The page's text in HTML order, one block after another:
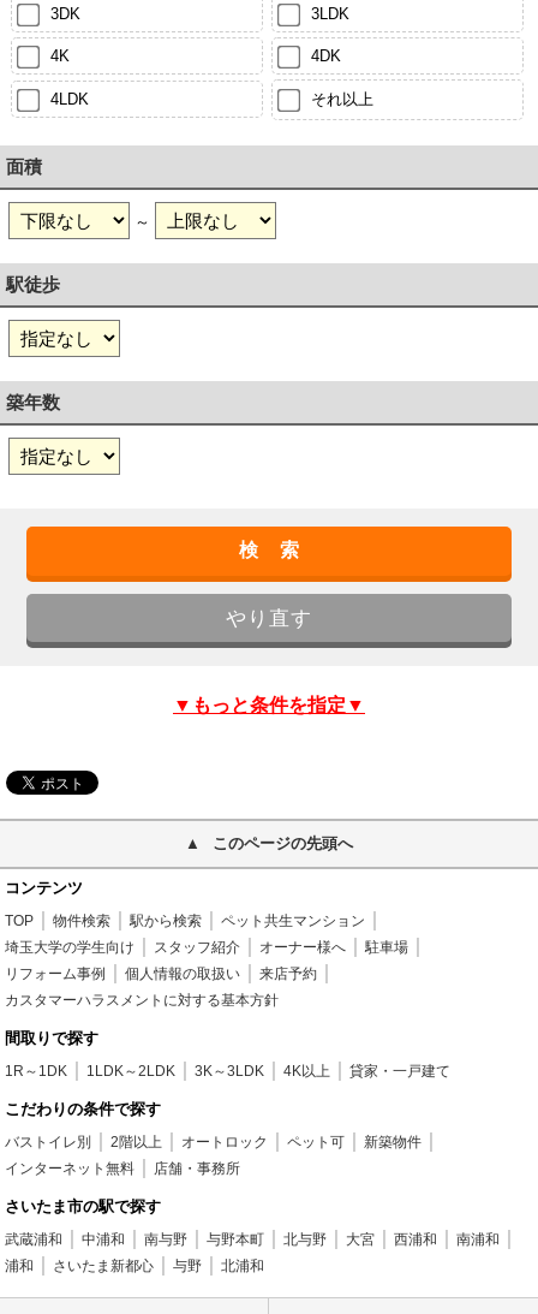
3DK 3LDK
4K 4DK
4LDK それ以上
面積
～
駅徒歩
築年数
▼もっと条件を指定▼
このページの先頭へ
コンテンツ
TOP 物件検索 駅から検索
ペット共生マンション
埼玉大学の学生向け
スタッフ紹介 オーナー様へ
駐車場
リフォーム事例
個人情報の取扱い
来店予約
カスタマーハラスメントに対する基本方針
間取りで探す
1R～1DK 1LDK～2LDK 3K～3LDK 4K以上 貸家・一戸建て
こだわりの条件で探す
バストイレ別 2階以上 オートロック ペット可
新築物件
インターネット無料
店舗・事務所
さいたま市の駅で探す
武蔵浦和 中浦和 南与野 与野本町 北与野 大宮 西浦和
南浦和
浦和
さいたま新都心 与野 北浦和